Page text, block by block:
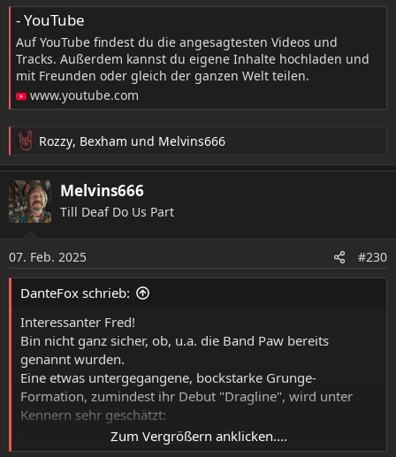
- YouTube
Auf YouTube findest du die angesagtesten Videos und
Tracks. Außerdem kannst du eigene Inhalte hochladen und
mit Freunden oder gleich der ganzen Welt teilen.
www.youtube.com
R
e
a
k
t
n
e
n
Rozzy, Bexham und Melvins666
Melvins666
Till Deaf Do Us Part
07. Feb. 2025 #230
DanteFox schrieb:
Interessanter Fred!
Bin nicht ganz sicher, ob, u.a. die Band Paw bereits
genannt wurden.
Eine etwas untergegangene, bockstarke Grunge-
Formation, zumindest ihr Debut "Dragline", wird unter
Kennern sehr geschätzt:
Zum Vergrößern anklicken....